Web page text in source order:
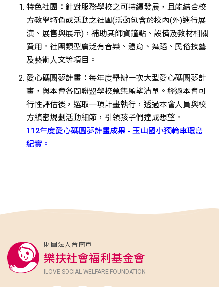
特色社團： 針對服務學校之可持續發展，且能結合校
方教學特色或活動之社團(活動包含於校內(外)進行展
演、展售與展示)，補助其師資鐘點、設備及教材相關
費用。社團類型廣泛有音樂、體育、舞蹈、民俗技藝
及藝術人文等項目。
愛心碼圓夢計畫：每年度舉辦一次大型愛心碼圓夢計
畫，與本會各間聯盟學校蒐集願望清單。經過本會可
行性評估後，選取一項計畫執行，透過本會人員與校
方縝密規劃活動細節，引領孩子們達成想望。
112年度愛心碼圓夢計畫成果 - 玉山國小獨輪車環島
紀實。
財團法人台南市
樂扶社會福利基金會
ILOVE SOCIAL WELFARE FOUNDATION